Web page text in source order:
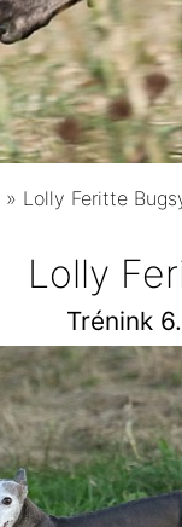
» Lolly Feritte
Lolly
Trénink